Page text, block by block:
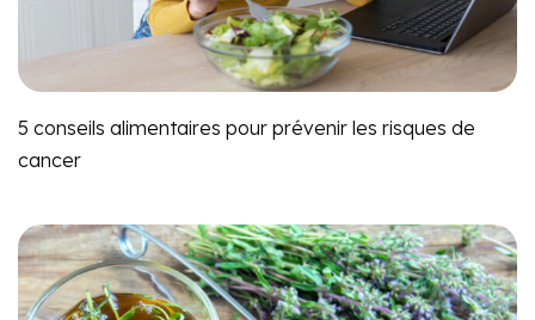
5 conseils alimentaires pour prévenir les risques de
cancer